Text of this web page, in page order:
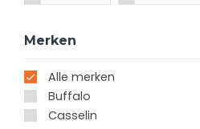
Merken
Alle merken
Buffalo
Casselin